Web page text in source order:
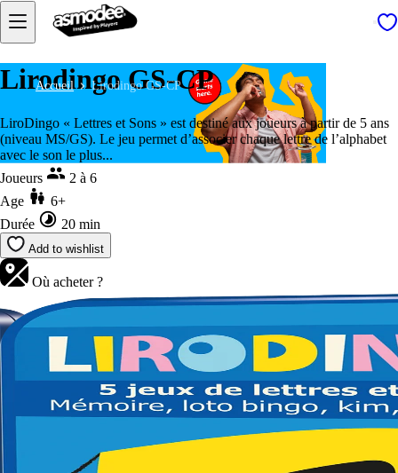
Accueil Lirodingo GS-CP
Lirodingo GS-CP
LiroDingo « Lettres et Sons » est destiné aux joueurs à partir de 5 ans
(niveau MS/GS). Le jeu permet d’associer chaque lettre de l’alphabet
avec le son le plus...
Joueurs
2 à 6
Age
6+
Durée
20 min
Add to wishlist
Où acheter ?